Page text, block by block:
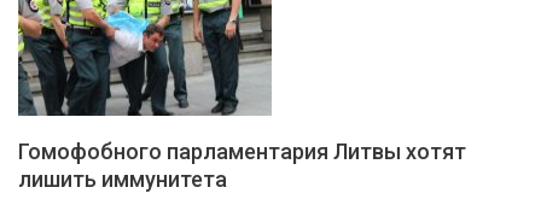
Гомофобного парламентария Литвы хотят
лишить иммунитета